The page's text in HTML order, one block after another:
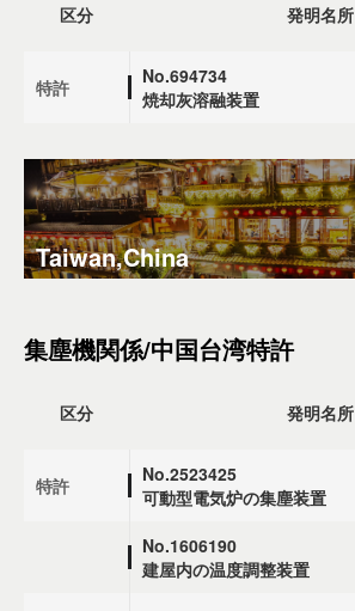
区分 発明名所
特許
No.694734
焼却灰溶融装置
Taiwan,China
集塵機関係/中国台湾特許
区分 発明名所
特許
No.2523425
可動型電気炉の集塵装置
No.1606190
建屋内の温度調整装置